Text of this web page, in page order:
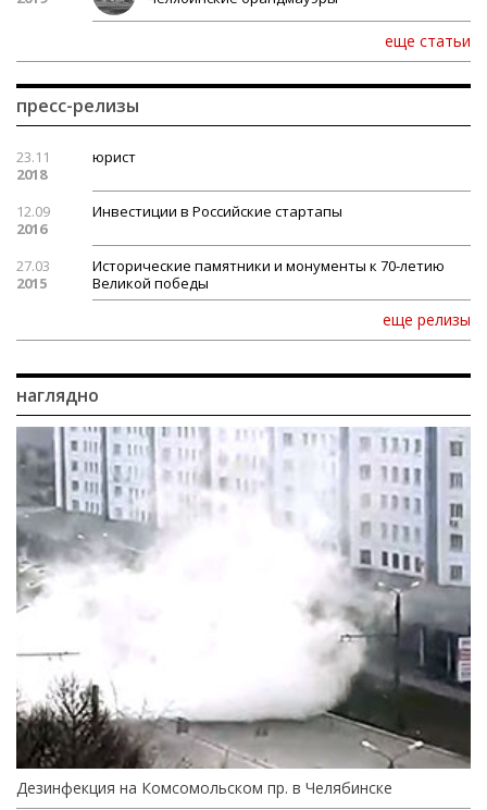
еще статьи
пресс-релизы
23.11
2018
юрист
12.09
2016
Инвестиции в Российские стартапы
27.03
2015
Исторические памятники и монументы к 70-летию
Великой победы
еще релизы
наглядно
Дезинфекция на Комсомольском пр. в Челябинске